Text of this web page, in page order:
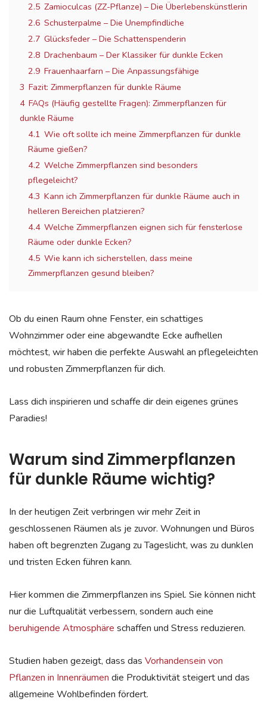
2.5 Zamioculcas (ZZ-Pflanze) – Die Überlebenskünstlerin
2.6 Schusterpalme – Die Unempfindliche
2.7 Glücksfeder – Die Schattenspenderin
2.8 Drachenbaum – Der Klassiker für dunkle Ecken
2.9 Frauenhaarfarn – Die Anpassungsfähige
3 Fazit: Zimmerpflanzen für dunkle Räume
4 FAQs (Häufig gestellte Fragen): Zimmerpflanzen für
dunkle Räume
4.1 Wie oft sollte ich meine Zimmerpflanzen für dunkle
Räume gießen?
4.2 Welche Zimmerpflanzen sind besonders
pflegeleicht?
4.3 Kann ich Zimmerpflanzen für dunkle Räume auch in
helleren Bereichen platzieren?
4.4 Welche Zimmerpflanzen eignen sich für fensterlose
Räume oder dunkle Ecken?
4.5 Wie kann ich sicherstellen, dass meine
Zimmerpflanzen gesund bleiben?
Ob du einen Raum ohne Fenster, ein schattiges
Wohnzimmer oder eine abgewandte Ecke aufhellen
möchtest, wir haben die perfekte Auswahl an pflegeleichten
und robusten Zimmerpflanzen für dich.
Lass dich inspirieren und schaffe dir dein eigenes grünes
Paradies!
Warum sind Zimmerpflanzen
für dunkle Räume wichtig?
In der heutigen Zeit verbringen wir mehr Zeit in
geschlossenen Räumen als je zuvor. Wohnungen und Büros
haben oft begrenzten Zugang zu Tageslicht, was zu dunklen
und tristen Ecken führen kann.
Hier kommen die Zimmerpflanzen ins Spiel. Sie können nicht
nur die Luftqualität verbessern, sondern auch eine
beruhigende Atmosphäre schaffen und Stress reduzieren.
Studien haben gezeigt, dass das Vorhandensein von
Pflanzen in Innenräumen die Produktivität steigert und das
allgemeine Wohlbefinden fördert.